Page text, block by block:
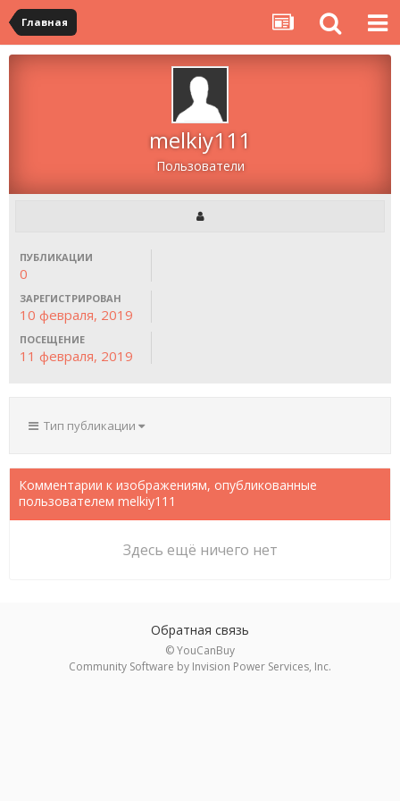
Главная
melkiy111
Пользователи
ПУБЛИКАЦИИ
0
ЗАРЕГИСТРИРОВАН
10 февраля, 2019
ПОСЕЩЕНИЕ
11 февраля, 2019
Тип публикации
Комментарии к изображениям, опубликованные
пользователем melkiy111
Здесь ещё ничего нет
Обратная связь
© YouCanBuy
Community Software by Invision Power Services, Inc.